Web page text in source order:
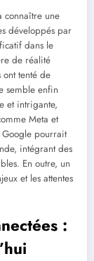
connaître une
développés par
dans le
de réalité
tenté de
semble enfin
et intrigante,
Meta et
Google pourrait
intégrant des
En outre, un
et les attentes
: